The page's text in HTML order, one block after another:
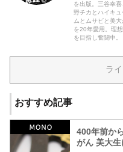
を出版。三谷幸
野チカとハイキ
ムとムサビと美
を20年愛用。理
を目指し奮闘中。
ラ
おすすめ記事
400年前か
がん 美大